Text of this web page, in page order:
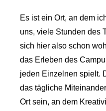
Es ist ein Ort, an dem
uns, viele Stunden des
sich hier also schon
das Erleben des
jeden Einzelnen spielt.
das tägliche
Ort sein, an dem